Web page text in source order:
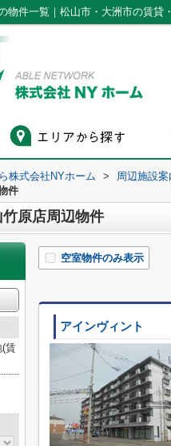
物件一覧｜松山市・大洲市の賃貸
株式会社NYホーム > 周辺施設案
件
原店周辺物件
空室物件のみ表示
アインヴィント
(賃